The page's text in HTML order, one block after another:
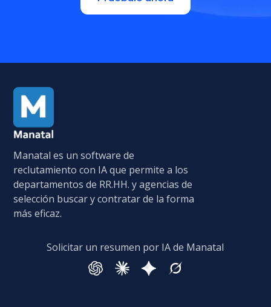
Manatal es un software de
reclutamiento con IA que permite a los
departamentos de RR.HH. y agencias de
selección buscar y contratar de la forma
más eficaz.
Solicitar un resumen por IA de Manatal